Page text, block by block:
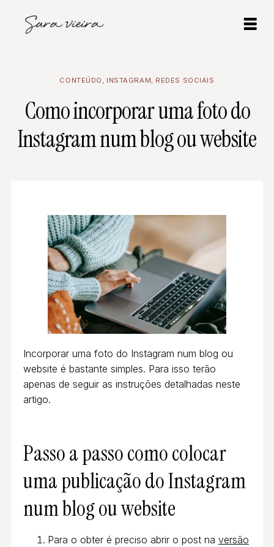
CONTEÚDO INSTAGRAM REDES SOCIAIS
Como incorporar uma foto do
Instagram num blog ou website
Incorporar uma foto do Instagram num blog ou
website é bastante simples. Para isso terão
apenas de seguir as instruções detalhadas neste
artigo.
Passo a passo como colocar
uma publicação do Instagram
num blog ou website
Para o obter é preciso abrir o post na versão